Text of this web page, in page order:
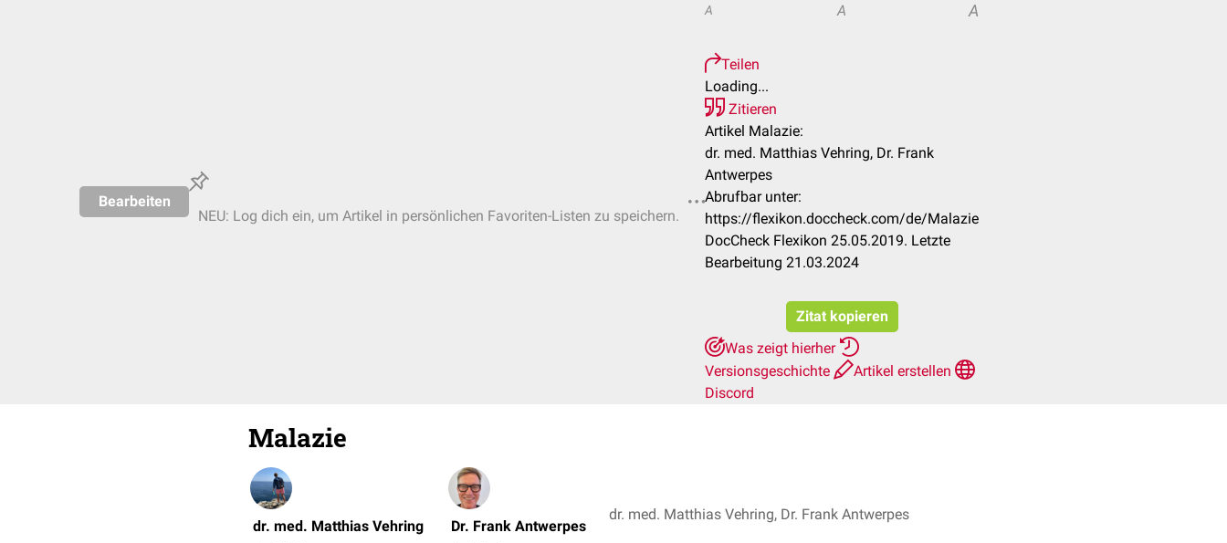
Bearbeiten
NEU: Log dich ein, um Artikel in persönlichen Favoriten-Listen zu speichern.
A A A
Teilen
Loading...
Zitieren
Artikel Malazie:
dr. med. Matthias Vehring, Dr. Frank
Antwerpes
Abrufbar unter:
https://flexikon.doccheck.com/de/Malazie
DocCheck Flexikon 25.05.2019. Letzte
Bearbeitung 21.03.2024
Zitat kopieren
Was zeigt hierher
Versionsgeschichte
Artikel erstellen
Discord
Malazie
dr. med. Matthias Vehring Dr. Frank Antwerpes
dr. med. Matthias Vehring, Dr. Frank Antwerpes